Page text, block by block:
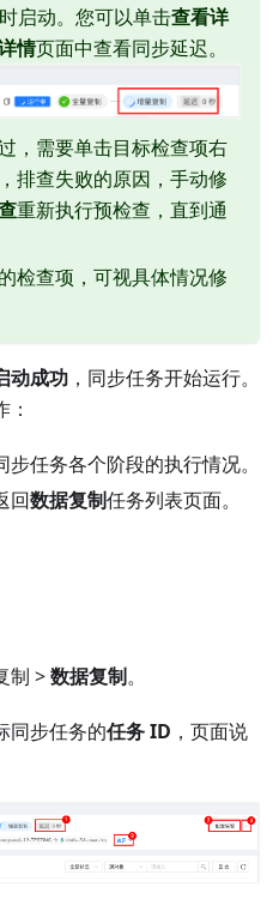
启动。您可以单击查看详
情页面中查看同步延迟。
，需要单击目标检查项右
排查失败的原因，手动修
重新执行预检查，直到通
的检查项，可视具体情况修
动成功 ，同步任务开始运行。
步任务各个阶段的执行情况。
回数据复制任务列表页面。
制 >数据复制。
同步任务的任务 ID ，页面说